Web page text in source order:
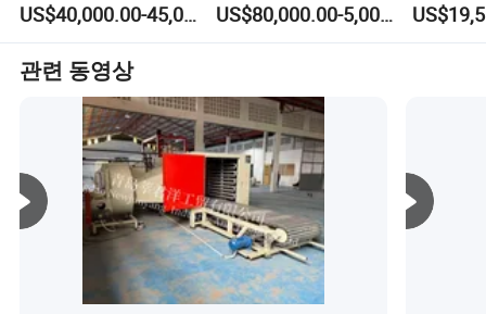
US$40,000.00-45,000.00
재활용 종이 제조 기계US$80,000.00-5,000,000.00
관련 동영상